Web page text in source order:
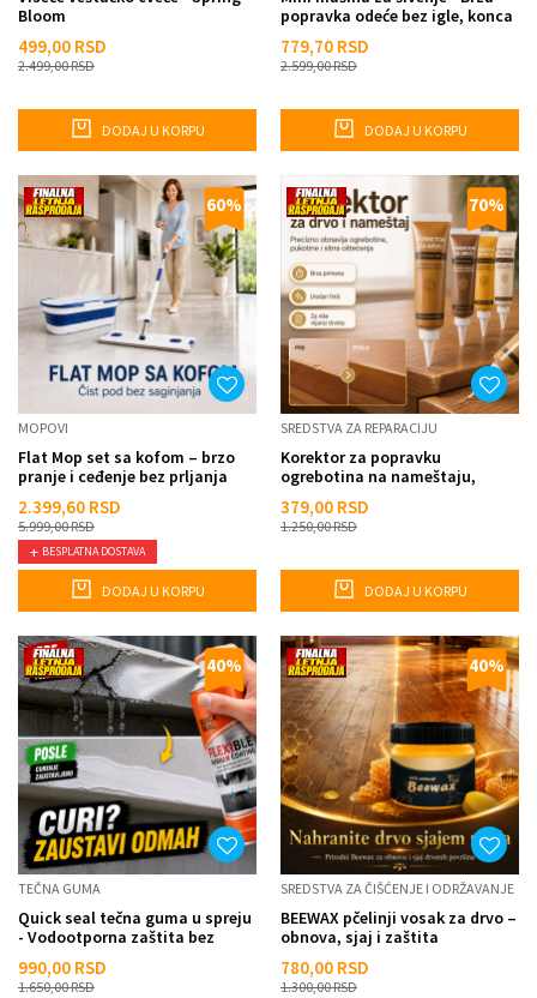
Bloom
499,00 RSD
2.499,00RSD
DODAJ U KORPU
popravka odeće bez igle, konca
779,70 RSD
2.599,00RSD
DODAJ U KORPU
60%
MOPOVI
Flat Mop set sa kofom – brzo
pranje i ceđenje bez prljanja
2.399,60 RSD
5.999,00RSD
BESPLATNA DOSTAVA
DODAJ U KORPU
70%
SREDSTVA ZA REPARACIJU
Korektor za popravku
ogrebotina na nameštaju,
379,00 RSD
1.250,00RSD
DODAJ U KORPU
40%
TEČNA GUMA
Quick seal tečna guma u spreju
- Vodootporna zaštita bez
990,00 RSD
1.650,00RSD
40%
SREDSTVA ZA ČIŠĆENJE I ODRŽAVANJE
BEEWAX pčelinji vosak za drvo –
obnova, sjaj i zaštita
780,00 RSD
1.300,00RSD